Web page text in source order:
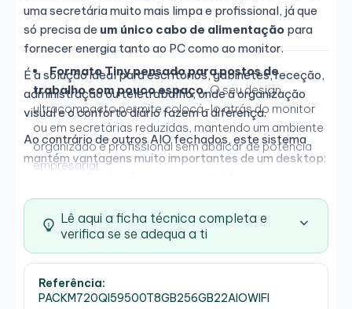
uma secretária muito mais limpa e profissional, já que
só precisa de um único cabo de alimentação para
fornecer energia tanto ao PC como ao monitor.
É a solução ideal para escritórios, gabinetes, receção,
administração ou teletrabalho, onde a organização
visual e o conforto diário fazem a diferença.
Ao contrário de outros AIO fechados, este sistema
mantém vantagens muito importantes de um desktop:
equipamento e possibilidade de expansão ou
substituição.
Além disso, o módulo do PC pode ser retirado em
apenas alguns segundos, pelo que pode movê-lo,
verificá-lo ou trocá-lo de forma rápida e prática
sempre que precisar.
Formato Tiny pensado para postos de
trabalho com pouco espaço.O seu design
ultracompacto permite colocá-lo atrás do monitor
ou em secretárias reduzidas, mantendo um ambiente
organizado e profissional sem abdicar de potência
empresarial.
fiável.O Intel Core i5-9500T
proporciona um
excelente equilíbrio entre desempenho e baixo
consumo, ideal para jornadas de trabalho
prolongadas com estabilidade e silêncio.
Conectividade de vídeo versátil e
Lê aqui a ficha técnica completa e
verifica se se adequa a ti
Referência:
PACKM720QI59500T8GB256GB22AIOWIFI